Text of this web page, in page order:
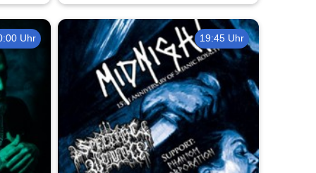
Uhr 19:45 Uhr